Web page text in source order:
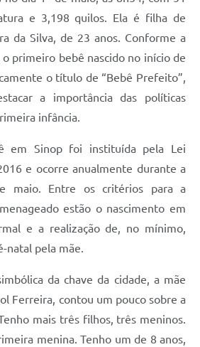
e 3,198 quilos. Ela é filha de
da Silva, de 23 anos. Conforme a
primeiro bebê nascido no início de
o título de “Bebê Prefeito”,
a importância das políticas
infância.
em Sinop foi instituída pela Lei
e ocorre anualmente durante a
maio. Entre os critérios para a
estão o nascimento em
e a realização de, no mínimo,
natal pela mãe.
da chave da cidade, a mãe
Ferreira, contou um pouco sobre a
mais três filhos, três meninos.
menina. Tenho um de 8 anos,